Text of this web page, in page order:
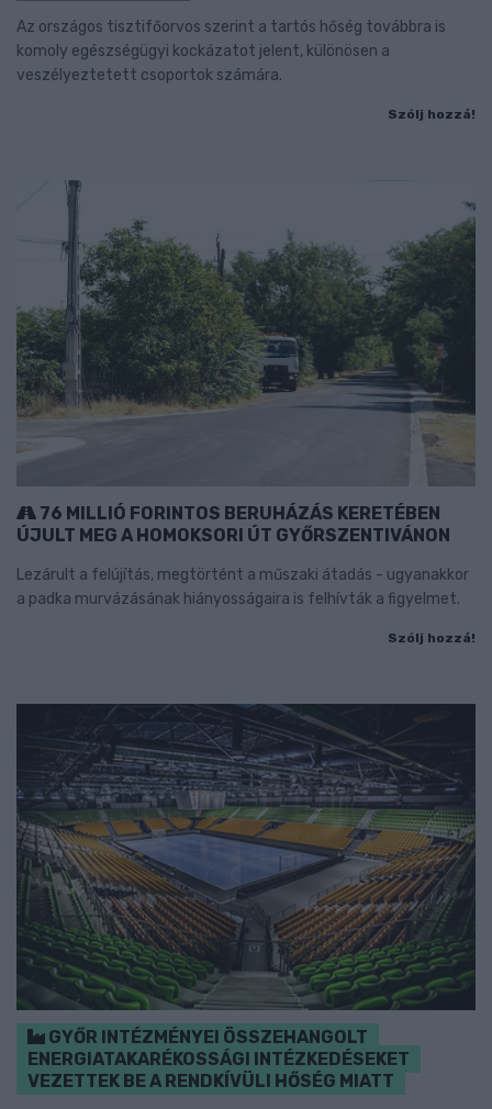
Az országos tisztifőorvos szerint a tartós hőség továbbra is
komoly egészségügyi kockázatot jelent, különösen a
veszélyeztetett csoportok számára.
Szólj hozzá!
76 MILLIÓ FORINTOS BERUHÁZÁS KERETÉBEN
ÚJULT MEG A HOMOKSORI ÚT GYŐRSZENTIVÁNON
Lezárult a felújítás, megtörtént a műszaki átadás - ugyanakkor
a padka murvázásának hiányosságaira is felhívták a figyelmet.
Szólj hozzá!
GYŐR INTÉZMÉNYEI ÖSSZEHANGOLT
ENERGIATAKARÉKOSSÁGI INTÉZKEDÉSEKET
VEZETTEK BE A RENDKÍVÜLI HŐSÉG MIATT